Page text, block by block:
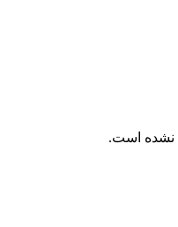
نشده است.